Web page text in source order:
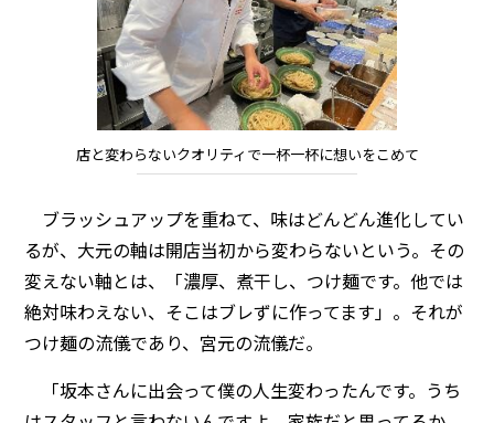
店と変わらないクオリティで一杯一杯に想いをこめて
ブラッシュアップを重ねて、味はどんどん進化してい
るが、大元の軸は開店当初から変わらないという。その
変えない軸とは、「濃厚、煮干し、つけ麺です。他では
絶対味わえない、そこはブレずに作ってます」。それが
つけ麺の流儀であり、宮元の流儀だ。
「坂本さんに出会って僕の人生変わったんです。うち